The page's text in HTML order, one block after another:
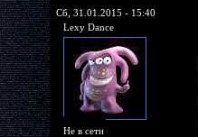
Сб, 31.01.2015 - 15:40
Lexy Dance
Не в сети